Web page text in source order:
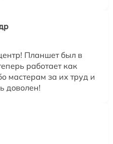
Планшет был в
работает как
мастерам за их труд и
доволен!